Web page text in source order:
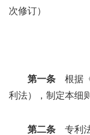
次修订）
第一条 根据
利法），制定本细
第二条 专利